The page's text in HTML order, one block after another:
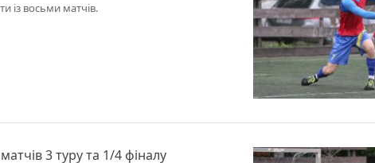
із восьми матчів.
3 туру та 1/4 фіналу